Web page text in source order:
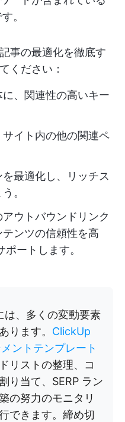
。
事の最適化を徹底す
ください：
、関連性の高いキー
イト内の他の関連ペ
最適化し、リッチス
。
ウトバウンドリンク
ンツの信頼性を高
ートします。
は、多くの変動要素
ります。 ClickUp
ントテンプレート
リストの整理、コ
り当て、SERP ラン
の努力のモニタリ
できます。締め切